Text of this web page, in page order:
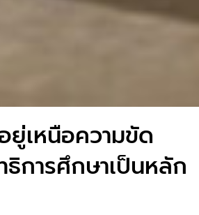
ยู่เหนือความขัด
การศึกษาเป็นหลัก